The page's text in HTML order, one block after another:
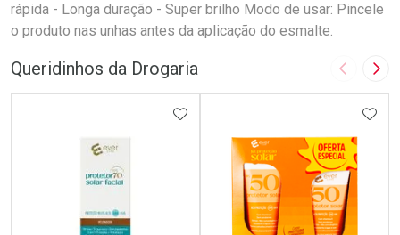
rápida - Longa duração - Super brilho Modo de usar: Pincele
o produto nas unhas antes da aplicação do esmalte.
Queridinhos da Drogaria Imagem
ADICIONAR AOS FAVORITOS